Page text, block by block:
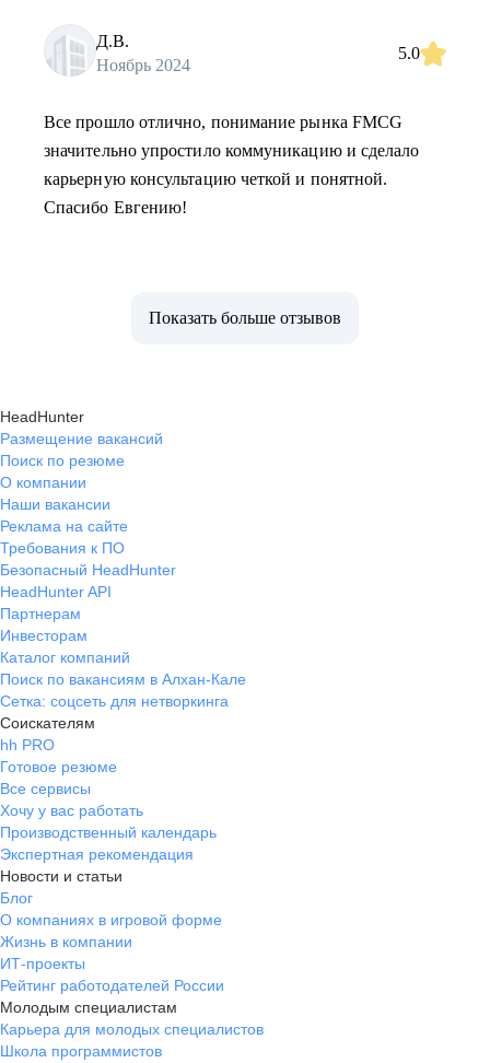
Д.В.
Ноябрь 2024
5.0
Все прошло отлично, понимание рынка FMCG
значительно упростило коммуникацию и сделало
карьерную консультацию четкой и понятной.
Спасибо Евгению!
Показать больше отзывов
HeadHunter
Размещение вакансий
Поиск по резюме
О компании
Наши вакансии
Реклама на сайте
Требования к ПО
Безопасный HeadHunter
HeadHunter API
Партнерам
Инвесторам
Каталог компаний
Поиск по вакансиям в Алхан-Кале
Сетка: соцсеть для нетворкинга
Соискателям
hh PRO
Готовое резюме
Все сервисы
Хочу у вас работать
Производственный календарь
Экспертная рекомендация
Новости и статьи
Блог
О компаниях в игровой форме
Жизнь в компании
ИТ-проекты
Рейтинг работодателей России
Молодым специалистам
Карьера для молодых специалистов
Школа программистов